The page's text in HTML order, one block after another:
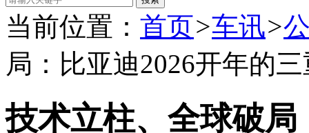
当前位置： 首页>车讯>
局：比亚迪2026开年的
技术立柱、全球破局